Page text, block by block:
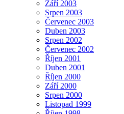
Září 2003
Srpen 2003
Červenec 2003
Duben 2003
Srpen 2002
Červenec 2002
Říjen 2001
Duben 2001
Říjen 2000
Září 2000
Srpen 2000
Listopad 1999